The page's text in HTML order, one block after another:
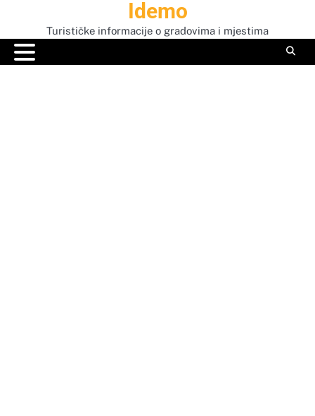
content
Idemo
Turističke informacije o gradovima i mjestima